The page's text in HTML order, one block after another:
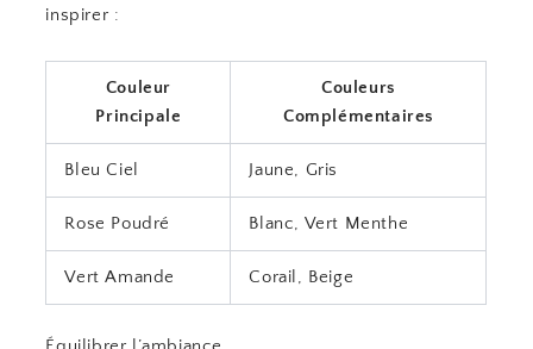
inspirer :
Couleur
Principale
Couleurs
Complémentaires
Bleu Ciel Jaune, Gris
Rose Poudré Blanc, Vert Menthe
Vert Amande Corail, Beige